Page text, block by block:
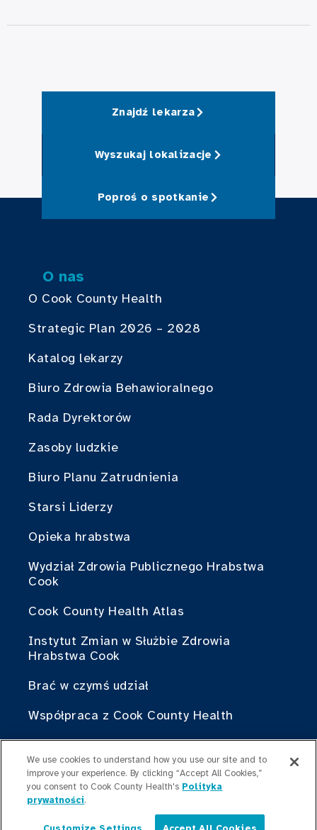
Znajdź lekarza
Wyszukaj lokalizacje
Poproś o spotkanie
O nas
O Cook County Health
Strategic Plan 2026 – 2028
Katalog lekarzy
Biuro Zdrowia Behawioralnego
Rada Dyrektorów
Zasoby ludzkie
Biuro Planu Zatrudnienia
Starsi Liderzy
Opieka hrabstwa
Wydział Zdrowia Publicznego Hrabstwa
Cook
Cook County Health Atlas
Instytut Zmian w Służbie Zdrowia
Hrabstwa Cook
Brać w czymś udział
Współpraca z Cook County Health
Dla profesjonalistów
medycznych
Programy stypendialne
Programy rezydencyjne
We use cookies to understand how you use our site and to
improve your experience. By clicking “Accept All Cookies,”
you consent to Cook County Health's Polityka
prywatności.